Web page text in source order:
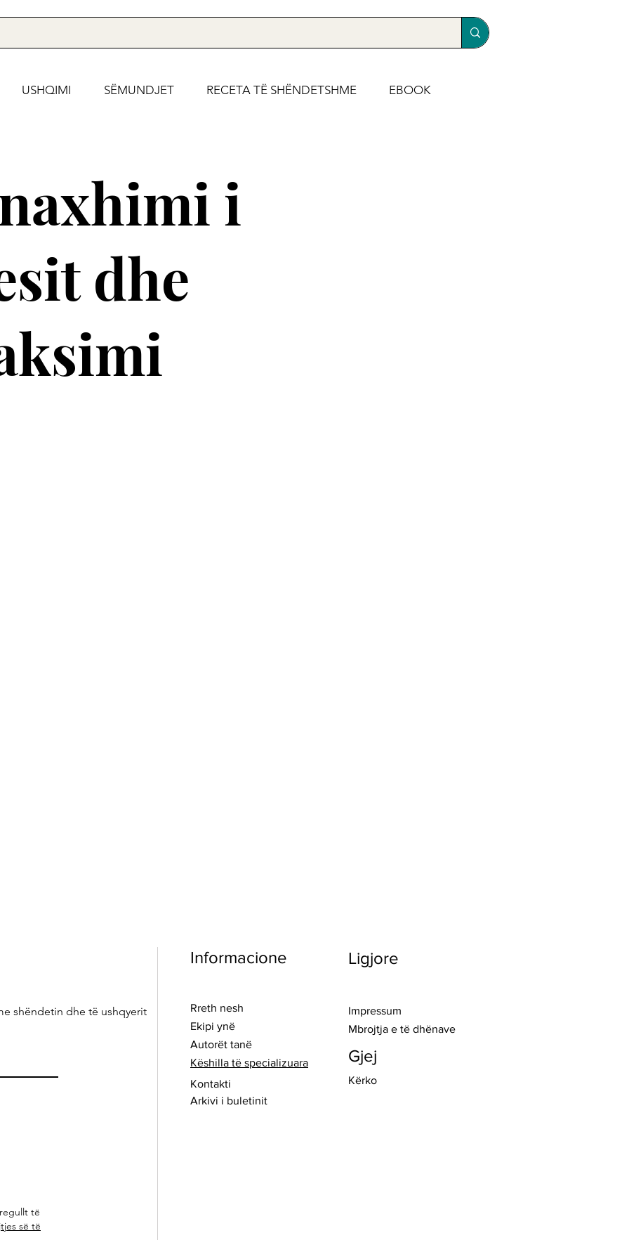
USHQIMI SËMUNDJET RECETA TË SHËNDETSHME EBOOK
i
dhe
shëndetin dhe të ushqyerit
të
së të
Informacione
Rreth nesh
Ekipi ynë
Autorët tanë
Këshilla të specializuara
Kontakti
Ligjore
Impressum
Mbrojtja e të dhënave
Gjej
Kërko
Arkivi i buletinit